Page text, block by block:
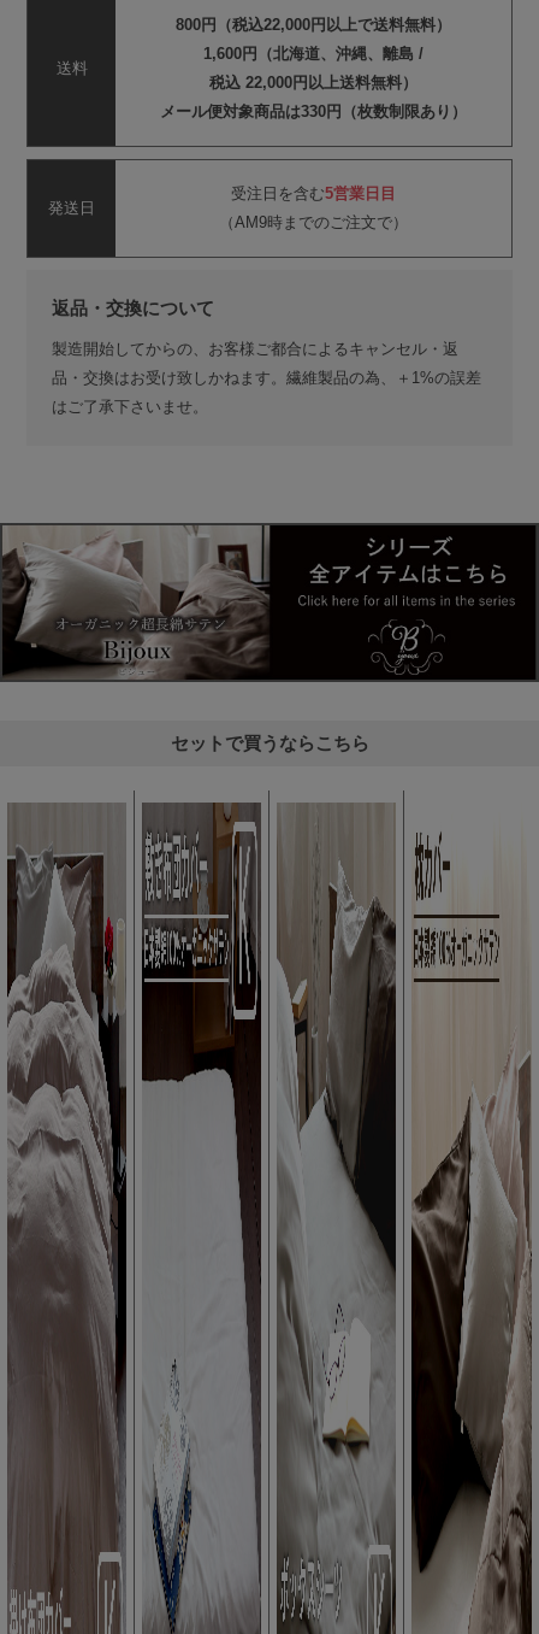
送料
800円（税込22,000円以上で送料無料）
1,600円（北海道、沖縄、離島 /
税込 22,000円以上送料無料）
メール便対象商品は330円（枚数制限あり）
発送日
受注日を含む5営業日目
（AM9時までのご注文で）
返品・交換について
製造開始してからの、お客様ご都合によるキャンセル・返
品・交換はお受け致しかねます。繊維製品の為、＋1%の誤差
はご了承下さいませ。
セットで買うならこちら